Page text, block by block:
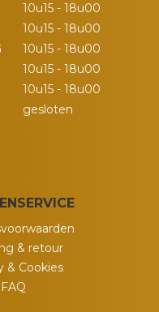
10u15 - 18u00
10u15 - 18u00
10u15 - 18u00
10u15 - 18u00
10u15 - 18u00
gesloten
& retour
& Cookies
FAQ